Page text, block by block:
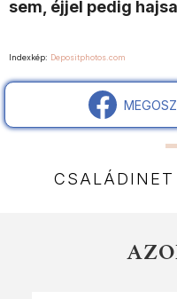
sem, éjjel pedig
Indexkép: Depositphotos.com
CSALÁDINET